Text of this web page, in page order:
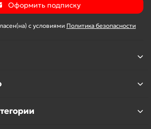
Оформить подписку
с условиями Политика безопасности